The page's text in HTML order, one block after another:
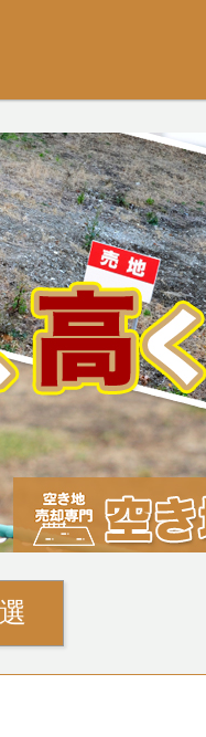
一般的に「売却」は時間は
き地・土地、相続不動産な